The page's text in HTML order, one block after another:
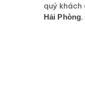
quý khách
Hải Phòng.